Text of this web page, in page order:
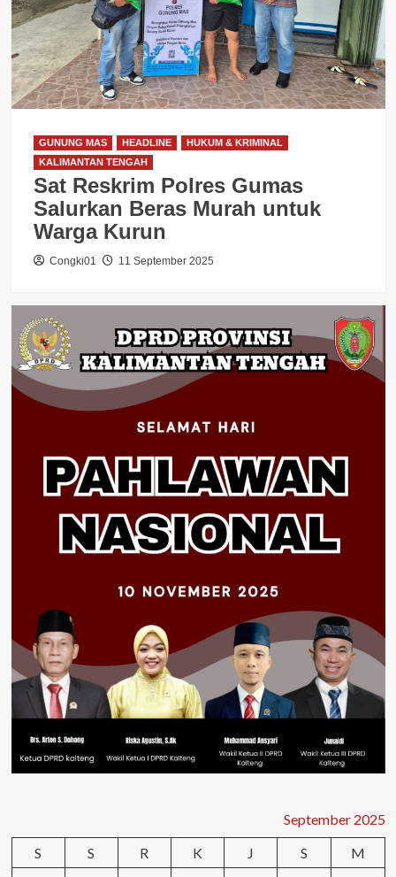
GUNUNG MAS HEADLINE
HUKUM & KRIMINAL
KALIMANTAN TENGAH
Sat Reskrim Polres Gumas
Salurkan Beras Murah untuk
Warga Kurun
Congki01 11 September 2025
September 2025
S
S R K J S
M